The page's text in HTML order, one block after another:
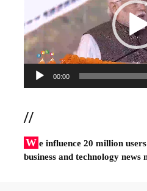
00:00
//
W e influence 20 million
business and technology news